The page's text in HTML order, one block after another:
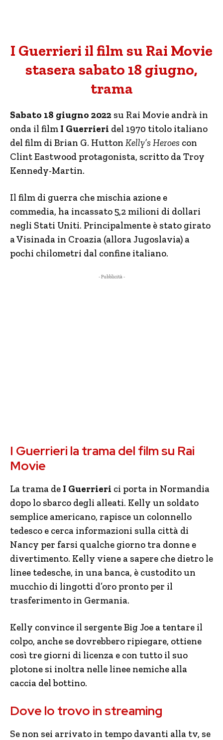
I Guerrieri il film su Rai Movie
stasera sabato 18 giugno,
trama
Sabato 18 giugno 2022 su Rai Movie andrà in
onda il film I Guerrieri del 1970 titolo italiano
del film di Brian G. Hutton Kelly’s Heroes con
Clint Eastwood protagonista, scritto da Troy
Kennedy-Martin.
Il film di guerra che mischia azione e
commedia, ha incassato 5,2 milioni di dollari
negli Stati Uniti. Principalmente è stato girato
a Visinada in Croazia (allora Jugoslavia) a
pochi chilometri dal confine italiano.
- Pubblicità -
I Guerrieri la trama del film su Rai
Movie
La trama de I Guerrieri ci porta in Normandia
dopo lo sbarco degli alleati. Kelly un soldato
semplice americano, rapisce un colonnello
tedesco e cerca informazioni sulla città di
Nancy per farsi qualche giorno tra donne e
divertimento. Kelly viene a sapere che dietro le
linee tedesche, in una banca, è custodito un
mucchio di lingotti d’oro pronto per il
trasferimento in Germania.
Kelly convince il sergente Big Joe a tentare il
colpo, anche se dovrebbero ripiegare, ottiene
così tre giorni di licenza e con tutto il suo
plotone si inoltra nelle linee nemiche alla
caccia del bottino.
Dove lo trovo in streaming
Se non sei arrivato in tempo davanti alla tv, se